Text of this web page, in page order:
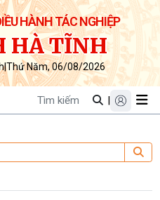
HÀNH TÁC NGHIỆP
HÀ TĨNH
|Thứ Năm, 06/08/2026
|